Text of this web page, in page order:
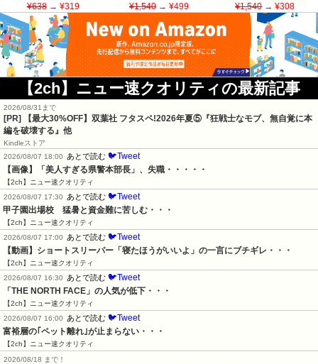
¥638→ ¥319 ¥1,540→ ¥499 ¥1,540→ ¥308
【2ch】ニュー速クオリティの最新記事
2026/08/31まで
[PR] 【最大30%OFF】双葉社 フタスペ!2026年夏⑤『狂戦士なモブ、無自覚に本
編を破壊する』他
Kindleストア
2026/08/07 18:00
あとで読む 🐦Tweet
【画像】「美人すぎる県警本部長」、失職・・・・・
【2ch】ニュー速クオリティ
2026/08/07 17:30
あとで読む 🐦Tweet
甲子園出場校　猛暑と資金難に苦しむ・・・
【2ch】ニュー速クオリティ
2026/08/07 17:00
あとで読む 🐦Tweet
【動画】ショートスリーパー「寝たほうがいいよ」の一言にブチギレ・・・
【2ch】ニュー速クオリティ
2026/08/07 16:30
あとで読む 🐦Tweet
「THE NORTH FACE」の人気が低下・・・
【2ch】ニュー速クオリティ
2026/08/07 16:00
あとで読む 🐦Tweet
富裕層の｢ペット離れ｣が止まらない・・・
【2ch】ニュー速クオリティ
2026/08/18 まで！